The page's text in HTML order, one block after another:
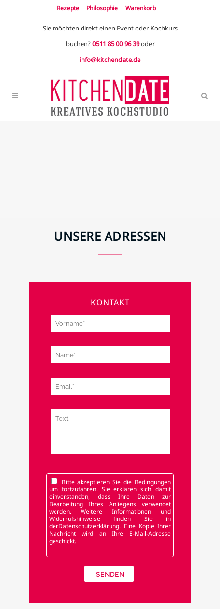
Rezepte Philosophie Warenkorb
Sie möchten direkt einen Event oder Kochkurs
buchen?0511 85 00 96 39oder
info@kitchendate.de
UNSERE ADRESSEN
KONTAKT
Bitte akzeptieren Sie die Bedingungen
um fortzufahren. Sie erklären sich damit
einverstanden, dass Ihre Daten zur
Bearbeitung Ihres Anliegens verwendet
werden. Weitere Informationen und
Widerrufshinweise finden Sie in
derDatenschutzerklärung. Eine Kopie Ihrer
Nachricht wird an Ihre E-Mail-Adresse
geschickt.